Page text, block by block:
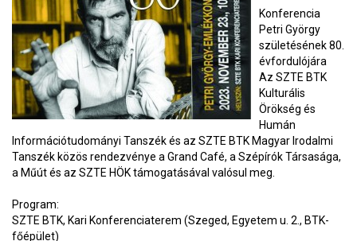
Konferencia
Petri György
születésének 80.
évfordulójára
Az SZTE BTK
Kulturális
Örökség és
Humán
Információtudományi Tanszék és az SZTE BTK Magyar Irodalmi
Tanszék közös rendezvénye a Grand Café, a Szépírók Társasága,
a Műút és az SZTE HÖK támogatásával valósul meg.
Program:
SZTE BTK, Kari Konferenciaterem (Szeged, Egyetem u. 2., BTK-
főépület)